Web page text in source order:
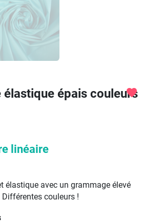
épais couleurs
favorite
linéaire
élastique avec un grammage élevé
couleurs !